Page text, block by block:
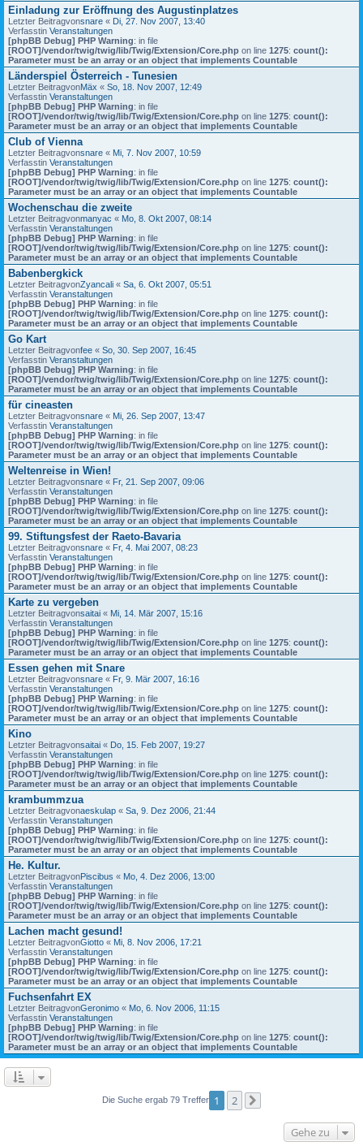
Einladung zur Eröffnung des Augustinplatzes
Letzter Beitragvonsnare « Di, 27. Nov 2007, 13:40
Verfasstin Veranstaltungen
[phpBB Debug] PHP Warning: in file
[ROOT]/vendor/twig/twig/lib/Twig/Extension/Core.php on line 1275: count():
Parameter must be an array or an object that implements Countable
Länderspiel Österreich - Tunesien
Letzter BeitragvonMäx « So, 18. Nov 2007, 12:49
Verfasstin Veranstaltungen
[phpBB Debug] PHP Warning: in file
[ROOT]/vendor/twig/twig/lib/Twig/Extension/Core.php on line 1275: count():
Parameter must be an array or an object that implements Countable
Club of Vienna
Letzter Beitragvonsnare « Mi, 7. Nov 2007, 10:59
Verfasstin Veranstaltungen
[phpBB Debug] PHP Warning: in file
[ROOT]/vendor/twig/twig/lib/Twig/Extension/Core.php on line 1275: count():
Parameter must be an array or an object that implements Countable
Wochenschau die zweite
Letzter Beitragvonmanyac « Mo, 8. Okt 2007, 08:14
Verfasstin Veranstaltungen
[phpBB Debug] PHP Warning: in file
[ROOT]/vendor/twig/twig/lib/Twig/Extension/Core.php on line 1275: count():
Parameter must be an array or an object that implements Countable
Babenbergkick
Letzter BeitragvonZyancali « Sa, 6. Okt 2007, 05:51
Verfasstin Veranstaltungen
[phpBB Debug] PHP Warning: in file
[ROOT]/vendor/twig/twig/lib/Twig/Extension/Core.php on line 1275: count():
Parameter must be an array or an object that implements Countable
Go Kart
Letzter Beitragvonfee « So, 30. Sep 2007, 16:45
Verfasstin Veranstaltungen
[phpBB Debug] PHP Warning: in file
[ROOT]/vendor/twig/twig/lib/Twig/Extension/Core.php on line 1275: count():
Parameter must be an array or an object that implements Countable
für cineasten
Letzter Beitragvonsnare « Mi, 26. Sep 2007, 13:47
Verfasstin Veranstaltungen
[phpBB Debug] PHP Warning: in file
[ROOT]/vendor/twig/twig/lib/Twig/Extension/Core.php on line 1275: count():
Parameter must be an array or an object that implements Countable
Weltenreise in Wien!
Letzter Beitragvonsnare « Fr, 21. Sep 2007, 09:06
Verfasstin Veranstaltungen
[phpBB Debug] PHP Warning: in file
[ROOT]/vendor/twig/twig/lib/Twig/Extension/Core.php on line 1275: count():
Parameter must be an array or an object that implements Countable
99. Stiftungsfest der Raeto-Bavaria
Letzter Beitragvonsnare « Fr, 4. Mai 2007, 08:23
Verfasstin Veranstaltungen
[phpBB Debug] PHP Warning: in file
[ROOT]/vendor/twig/twig/lib/Twig/Extension/Core.php on line 1275: count():
Parameter must be an array or an object that implements Countable
Karte zu vergeben
Letzter Beitragvonsaitai « Mi, 14. Mär 2007, 15:16
Verfasstin Veranstaltungen
[phpBB Debug] PHP Warning: in file
[ROOT]/vendor/twig/twig/lib/Twig/Extension/Core.php on line 1275: count():
Parameter must be an array or an object that implements Countable
Essen gehen mit Snare
Letzter Beitragvonsnare « Fr, 9. Mär 2007, 16:16
Verfasstin Veranstaltungen
[phpBB Debug] PHP Warning: in file
[ROOT]/vendor/twig/twig/lib/Twig/Extension/Core.php on line 1275: count():
Parameter must be an array or an object that implements Countable
Kino
Letzter Beitragvonsaitai « Do, 15. Feb 2007, 19:27
Verfasstin Veranstaltungen
[phpBB Debug] PHP Warning: in file
[ROOT]/vendor/twig/twig/lib/Twig/Extension/Core.php on line 1275: count():
Parameter must be an array or an object that implements Countable
krambummzua
Letzter Beitragvonaeskulap « Sa, 9. Dez 2006, 21:44
Verfasstin Veranstaltungen
[phpBB Debug] PHP Warning: in file
[ROOT]/vendor/twig/twig/lib/Twig/Extension/Core.php on line 1275: count():
Parameter must be an array or an object that implements Countable
He. Kultur.
Letzter BeitragvonPiscibus « Mo, 4. Dez 2006, 13:00
Verfasstin Veranstaltungen
[phpBB Debug] PHP Warning: in file
[ROOT]/vendor/twig/twig/lib/Twig/Extension/Core.php on line 1275: count():
Parameter must be an array or an object that implements Countable
Lachen macht gesund!
Letzter BeitragvonGiotto « Mi, 8. Nov 2006, 17:21
Verfasstin Veranstaltungen
[phpBB Debug] PHP Warning: in file
[ROOT]/vendor/twig/twig/lib/Twig/Extension/Core.php on line 1275: count():
Parameter must be an array or an object that implements Countable
Fuchsenfahrt EX
Letzter BeitragvonGeronimo « Mo, 6. Nov 2006, 11:15
Verfasstin Veranstaltungen
[phpBB Debug] PHP Warning: in file
[ROOT]/vendor/twig/twig/lib/Twig/Extension/Core.php on line 1275: count():
Parameter must be an array or an object that implements Countable
Die Suche ergab 79 Treffer 1 2
Gehe zu